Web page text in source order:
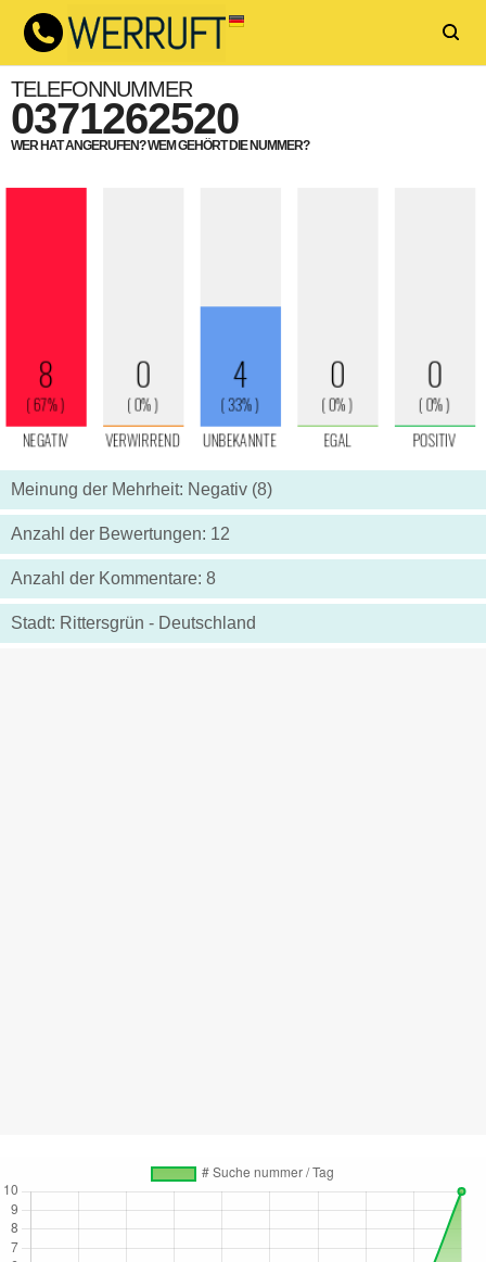
TELEFONNUMMER
0371262520
WER HAT ANGERUFEN? WEM GEHÖRT DIE NUMMER?
Meinung der Mehrheit: Negativ (8)
Anzahl der Bewertungen: 12
Anzahl der Kommentare: 8
Stadt: Rittersgrün - Deutschland